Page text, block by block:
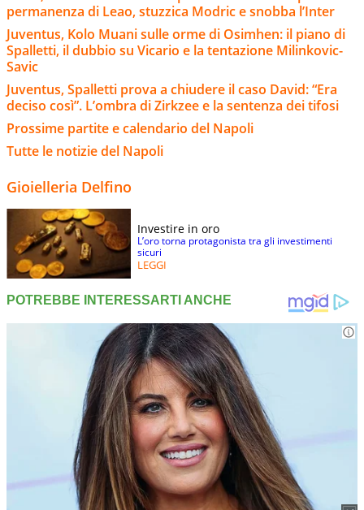
permanenza di Leao, stuzzica Modric e snobba l’Inter
Juventus, Kolo Muani sulle orme di Osimhen: il piano di
Spalletti, il dubbio su Vicario e la tentazione Milinkovic-
Savic
Juventus, Spalletti prova a chiudere il caso David: “Era
deciso così”. L’ombra di Zirkzee e la sentenza dei tifosi
Prossime partite e calendario del Napoli
Tutte le notizie del Napoli
Gioielleria Delfino
Investire in oro
L’oro torna protagonista tra gli investimenti
sicuri
LEGGI